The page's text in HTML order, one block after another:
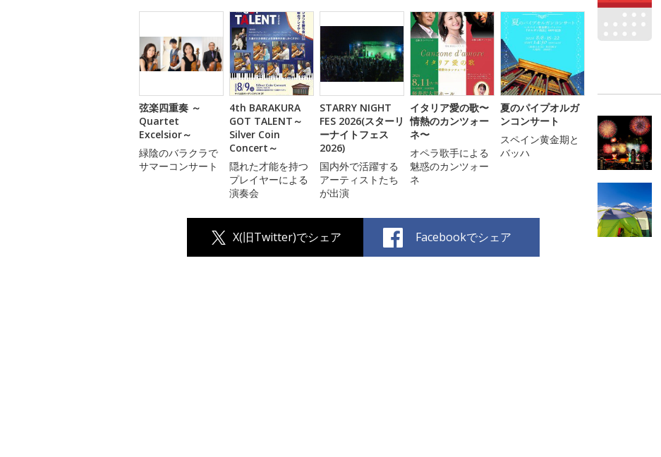
弦楽四重奏 ～
Quartet
Excelsior～
緑陰のバラクラで
サマーコンサート
4th BARAKURA
GOT TALENT～
Silver Coin
Concert～
隠れた才能を持つ
プレイヤーによる
演奏会
STARRY NIGHT
FES 2026(スターリ
ーナイトフェス
2026)
国内外で活躍する
アーティストたち
が出演
イタリア愛の歌〜
情熱のカンツォー
ネ〜
オペラ歌手による
魅惑のカンツォー
ネ
夏のパイプオルガ
ンコンサート
スペイン黄金期と
バッハ
X(旧Twitter)でシェア Facebookでシェア